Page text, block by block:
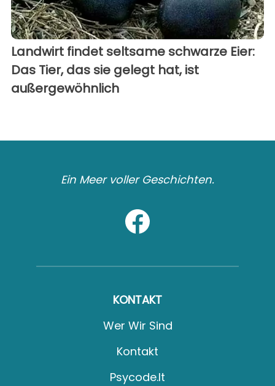
Landwirt findet seltsame schwarze Eier:
Das Tier, das sie gelegt hat, ist
außergewöhnlich
Ein Meer voller Geschichten.
KONTAKT
Wer Wir Sind
Kontakt
Psycode.it